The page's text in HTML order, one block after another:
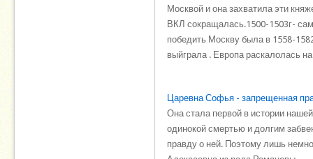
Москвой и она захватила эти
ВКЛ сокращалась.1500-1503г-
победить Москву была в 1558-
выйграла . Европа раскалолась
Царевна Софья - запрещенная
Она стала первой в истории
одинокой смертью и долгим
правду о ней. Поэтому лишь